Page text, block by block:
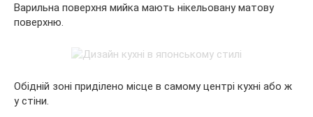
Варильна поверхня мийка мають нікельовану матову
поверхню.
Обідній зоні приділено місце в самому центрі кухні або ж
у стіни.